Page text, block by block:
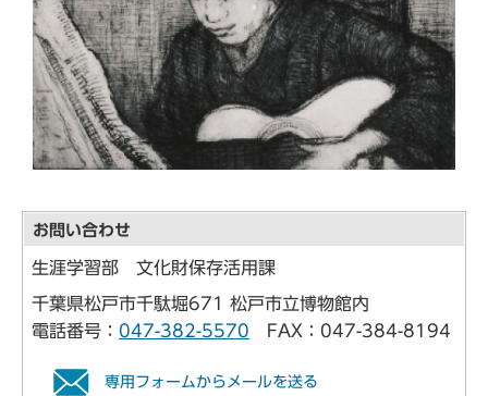
お問い合わせ
生涯学習部 文化財保存活用課
千葉県松戸市千駄堀671 松戸市立博物館内
電話番号： 047-382-5570 FAX：047-384-8194
専用フォームからメールを送る